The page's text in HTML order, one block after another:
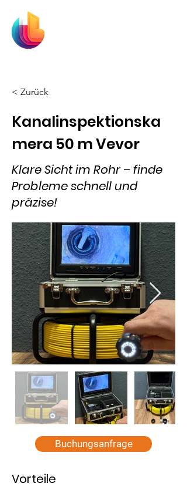
< Zurück
Kanalinspektionska
mera 50 m Vevor
Klare Sicht im Rohr – finde
Probleme schnell und
präzise!
Buchungsanfrage
Vorteile